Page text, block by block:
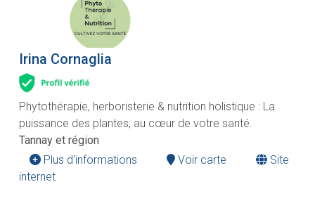
Irina Cornaglia
Phytothérapie, herboristerie & nutrition holistique : La
puissance des plantes, au cœur de votre santé.
Tannay et région
Plus d'informations
Voir carte
Site
internet